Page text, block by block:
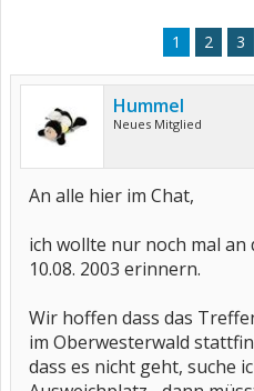
1 2 3
Hummel
Neues Mitglied
An alle hier im Chat,
ich wollte nur noch mal an
10.08. 2003 erinnern.
Wir hoffen dass das
im Oberwesterwald
dass es nicht geht, suche